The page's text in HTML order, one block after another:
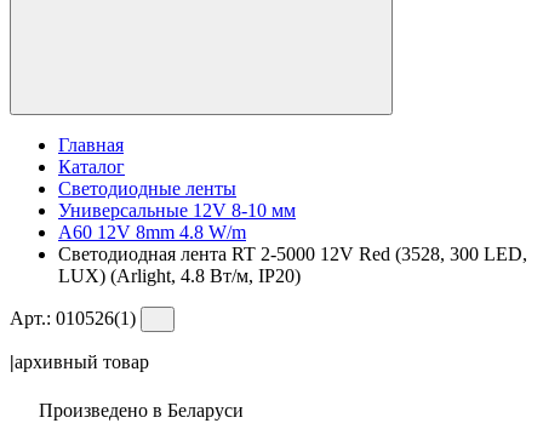
Главная
Каталог
Светодиодные ленты
Универсальные 12V 8-10 мм
A60 12V 8mm 4.8 W/m
Светодиодная лента RT 2-5000 12V Red (3528, 300 LED,
LUX) (Arlight, 4.8 Вт/м, IP20)
Арт.: 010526(1)
|архивный товар
Произведено в Беларуси